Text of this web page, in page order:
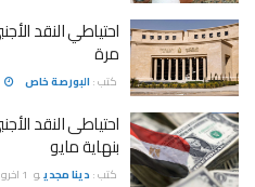
مرة
كتب : البورصة خاص
بنهاية مايو
كتب : دينا مجديو 1 اخرون